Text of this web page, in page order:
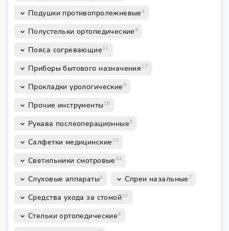
keyboard_arrow_down Подушки противопролежневые4
keyboard_arrow_down Полустельки ортопедические4
keyboard_arrow_down Пояса согревающие11
keyboard_arrow_down Приборы бытового назначения17
keyboard_arrow_down Прокладки урологические8
keyboard_arrow_down Прочие инструменты 16
keyboard_arrow_down Рукава послеоперационные3
keyboard_arrow_down Салфетки медицинские10
keyboard_arrow_down Светильники смотровые64
keyboard_arrow_down Слуховые аппараты4 keyboard_arrow_down Спреи назальные 7
keyboard_arrow_down Средства ухода за стомой10
keyboard_arrow_down Стельки ортопедические4